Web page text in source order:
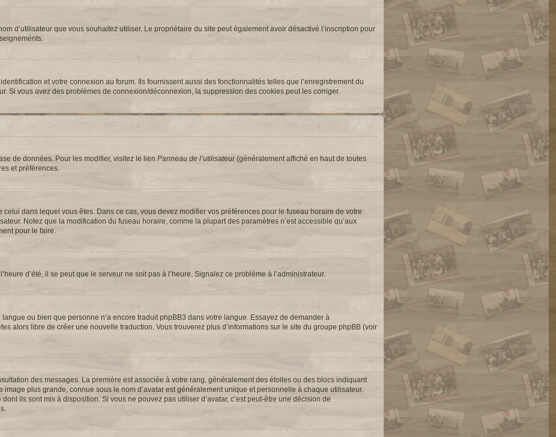
d’utilisateur que vous souhaitez utiliser. Le propriétaire du site peut également avoir désactivé l’inscription pour
et votre connexion au forum. Ils fournissent aussi des fonctionnalités telles que l’enregistrement du
Si vous avez des problèmes de connexion/déconnexion, la suppression des cookies peut les corriger.
de données. Pour les modifier, visitez le lien Panneau de l’utilisateur(généralement affiché en haut de toutes
et préférences.
dans lequel vous êtes. Dans ce cas, vous devez modifier vos préférences pour le fuseau horaire de votre
Notez que la modification du fuseau horaire, comme la plupart des paramètres n’est accessible qu’aux
pour le faire.
d’été, il se peut que le serveur ne soit pas à l’heure. Signalez ce problème à l’administrateur.
ou bien que personne n’a encore traduit phpBB3 dans votre langue. Essayez de demander à
alors libre de créer une nouvelle traduction. Vous trouverez plus d’informations sur le site du groupe phpBB (voir
des messages. La première est associée à votre rang, généralement des étoiles ou des blocs indiquant
plus grande, connue sous le nom d’avatar est généralement unique et personnelle à chaque utilisateur.
ils sont mis à disposition. Si vous ne pouvez pas utiliser d’avatar, c’est peut-être une décision de